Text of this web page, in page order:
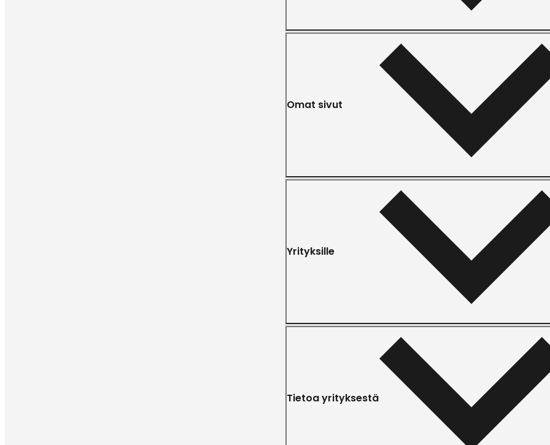
Omat sivut
Yrityksille
Tietoa yrityksestä